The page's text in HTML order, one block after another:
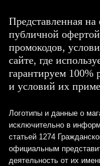
Представленная
публичной
промокодов,
сайте, где
гарантируем 100%
и условий их
Логотипы и данные о
исключительно в
статьей 1274
официальным
деятельность от их